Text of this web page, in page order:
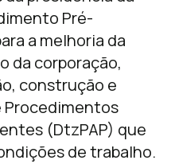
Pré-
a melhoria da
da corporação,
construção e
Procedimentos
(DtzPAP) que
de trabalho.